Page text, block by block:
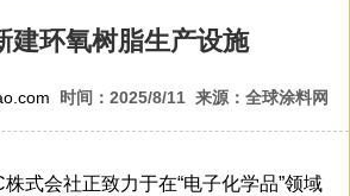
建环氧树脂生产设施
时间：2025/8/11 来源：全球涂料网
式会社正致力于在“电子化学品”领域